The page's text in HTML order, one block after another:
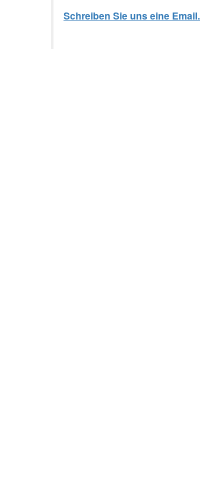
Schreiben Sie uns eine Email.